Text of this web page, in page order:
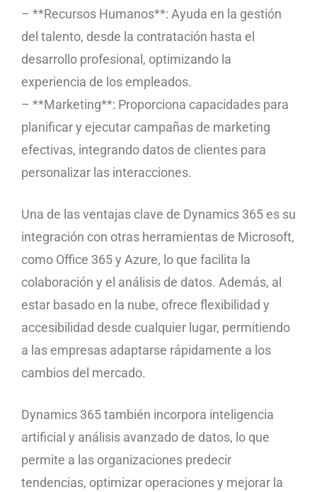
– **Recursos Humanos**: Ayuda en la gestión
del talento, desde la contratación hasta el
desarrollo profesional, optimizando la
experiencia de los empleados.
– **Marketing**: Proporciona capacidades para
planificar y ejecutar campañas de marketing
efectivas, integrando datos de clientes para
personalizar las interacciones.
Una de las ventajas clave de Dynamics 365 es su
integración con otras herramientas de Microsoft,
como Office 365 y Azure, lo que facilita la
colaboración y el análisis de datos. Además, al
estar basado en la nube, ofrece flexibilidad y
accesibilidad desde cualquier lugar, permitiendo
a las empresas adaptarse rápidamente a los
cambios del mercado.
Dynamics 365 también incorpora inteligencia
artificial y análisis avanzado de datos, lo que
permite a las organizaciones predecir
tendencias, optimizar operaciones y mejorar la